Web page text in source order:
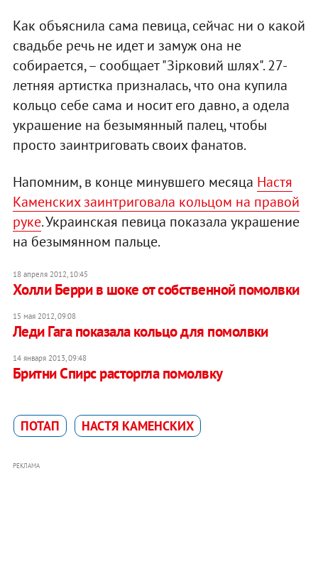
Как объяснила сама певица, сейчас ни о какой
свадьбе речь не идет и замуж она не
собирается, – сообщает "Зірковий шлях". 27-
летняя артистка призналась, что она купила
кольцо себе сама и носит его давно, а одела
украшение на безымянный палец, чтобы
просто заинтриговать своих фанатов.
Напомним, в конце минувшего месяца Настя
Каменских заинтриговала кольцом на правой
руке. Украинская певица показала украшение
на безымянном пальце.
18 апреля 2012, 10:45
Холли Берри в шоке от собственной помолвки
15 мая 2012, 09:08
Леди Гага показала кольцо для помолвки
14 января 2013, 09:48
Бритни Спирс расторгла помолвку
ПОТАП НАСТЯ КАМЕНСКИХ
РЕКЛАМА